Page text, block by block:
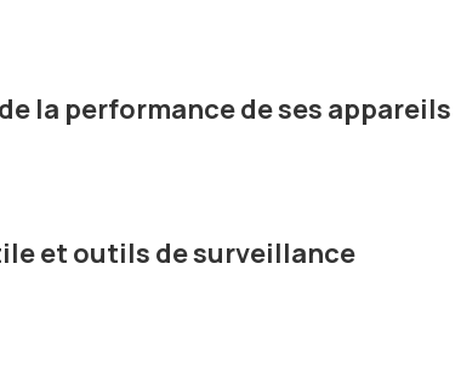
la performance de ses appareils
et outils de surveillance